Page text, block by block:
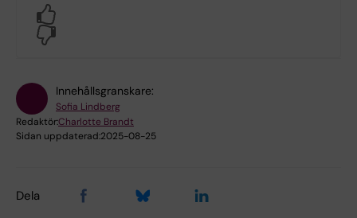
Innehållsgranskare:
Sofia Lindberg
Redaktör:Charlotte Brandt
Sidan uppdaterad:2025-08-25
Dela